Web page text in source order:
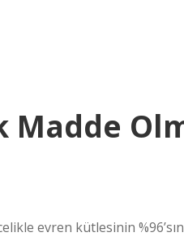
Madde
evren kütlesinin